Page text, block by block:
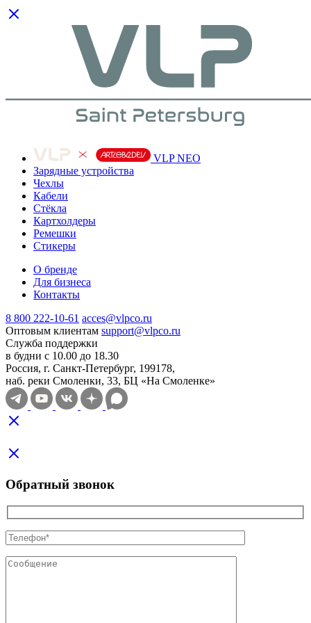
VLP NEO
Зарядные устройства
Чехлы
Кабели
Cтёкла
Картхолдеры
Ремешки
Стикеры
О бренде
Для бизнеса
Контакты
8 800 222-10-61 acces@vlpco.ru
Оптовым клиентам support@vlpco.ru
Служба поддержки
в будни с 10.00 до 18.30
Россия, г. Санкт-Петербург, 199178,
наб. реки Смоленки, 33, БЦ «На Смоленке»
Обратный звонок